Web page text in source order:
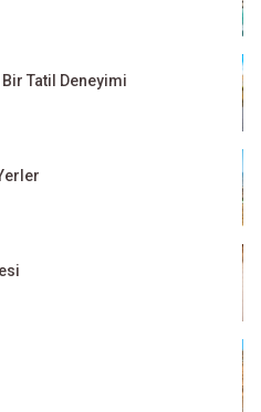
Tatil Deneyimi